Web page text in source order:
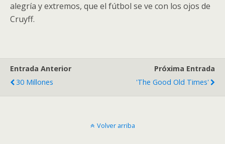
alegría y extremos, que el fútbol se ve con los ojos de
Cruyff.
Entrada Anterior
30 Millones
Próxima Entrada
'The Good Old Times'
Volver arriba